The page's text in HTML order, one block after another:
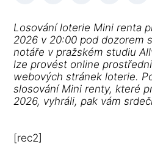
Losování loterie Mini renta
2026 v 20:00 pod dozorem
notáře v pražském studiu
lze provést online
webových stránek loterie.
slosování Mini renty, které
2026, vyhráli, pak vám
[rec2]